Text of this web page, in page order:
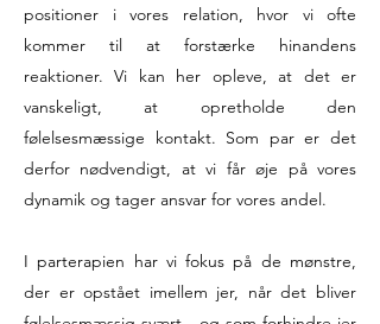
positioner i vores relation, hvor vi ofte
kommer til at forstærke hinandens
reaktioner. Vi kan her opleve, at det er
vanskeligt, at opretholde den
følelsesmæssige kontakt. Som par er det
derfor nødvendigt, at vi får øje på vores
dynamik og tager ansvar for vores andel.
I parterapien har vi fokus på de mønstre,
der er opstået imellem jer, når det bliver